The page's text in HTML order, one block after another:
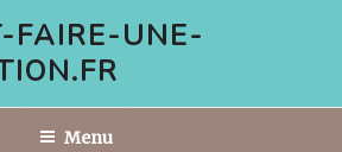
FAIRE-UNE-
Menu